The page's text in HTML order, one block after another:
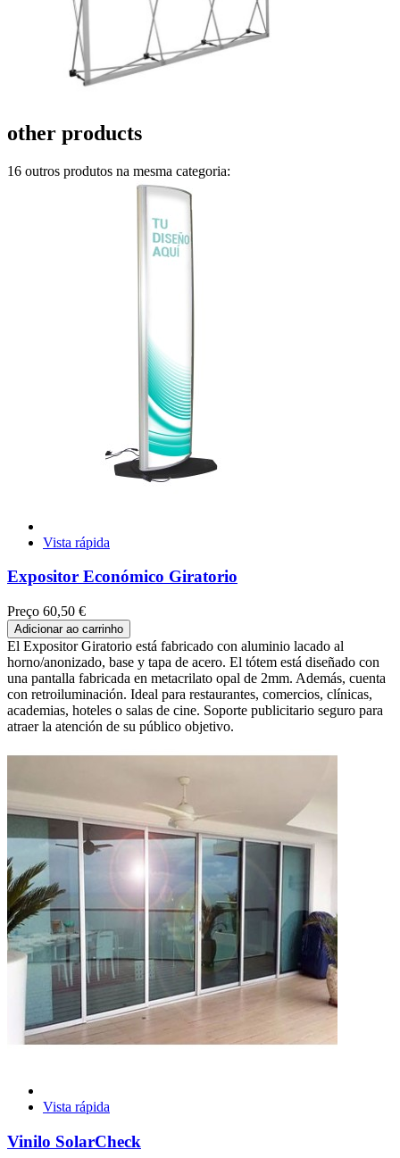
other products
16 outros produtos na mesma categoria:
Vista rápida
Expositor Económico Giratorio
Preço 60,50 €
Adicionar ao carrinho
El Expositor Giratorio está fabricado con aluminio lacado al
horno/anonizado, base y tapa de acero. El tótem está diseñado con
una pantalla fabricada en metacrilato opal de 2mm. Además, cuenta
con retroiluminación. Ideal para restaurantes, comercios, clínicas,
academias, hoteles o salas de cine. Soporte publicitario seguro para
atraer la atención de su público objetivo.
Vista rápida
Vinilo SolarCheck